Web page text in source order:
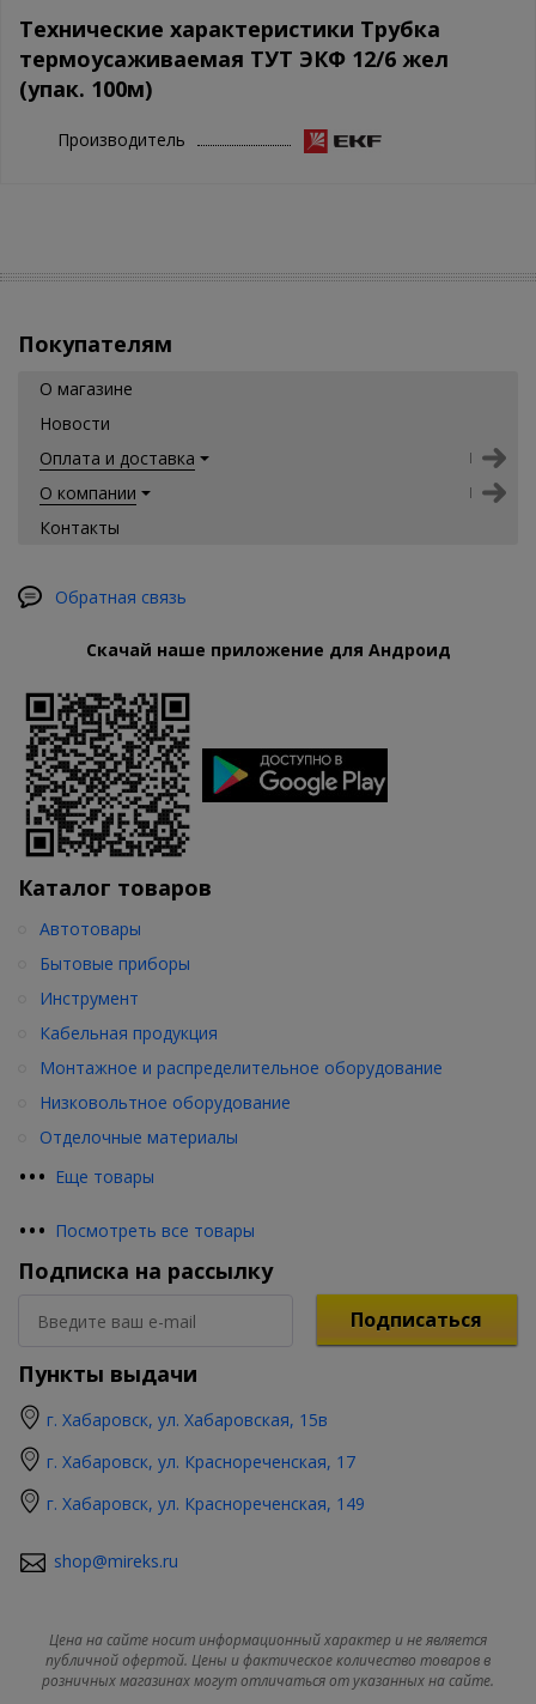
Технические характеристики Трубка
термоусаживаемая ТУТ ЭКФ 12/6 жел
(упак. 100м)
Производитель
Покупателям
О магазине
Новости
Оплата и доставка
О компании
Контакты
Обратная связь
Скачай наше приложение для Андроид
Каталог товаров
••• Еще товары
Автотовары
Бытовые приборы
Инструмент
Кабельная продукция
Монтажное и распределительное оборудование
Низковольтное оборудование
Отделочные материалы
••• Посмотреть все товары
Подписка на рассылку
Подписаться
Пункты выдачи
г. Хабаровск, ул. Хабаровская, 15в
г. Хабаровск, ул. Краснореченская, 17
г. Хабаровск, ул. Краснореченская, 149
shop@mireks.ru
Цена на сайте носит информационный характер и не является
публичной офертой. Цены и фактическое количество товаров в
розничных магазинах могут отличаться от указанных на сайте.